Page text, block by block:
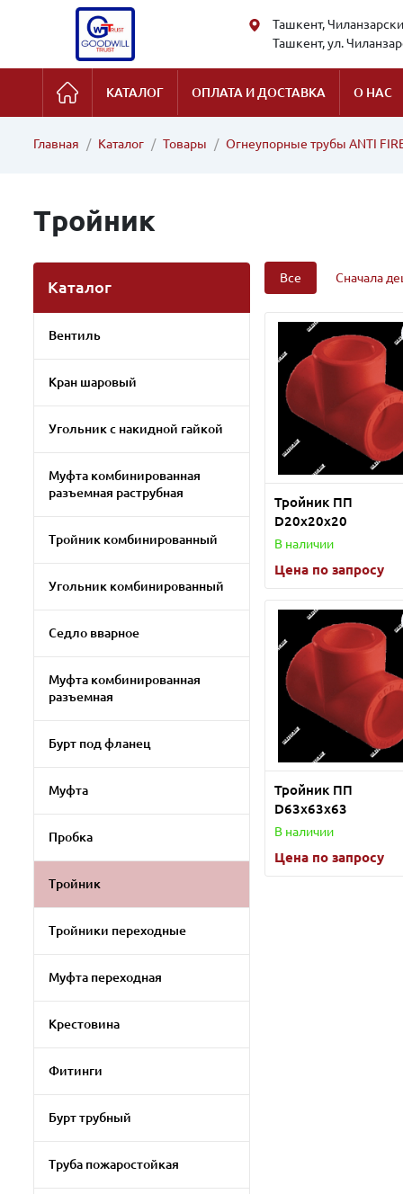
Ташкент,
Ташкент, ул.
КАТАЛОГ ОПЛАТА И ДОСТАВКА О НАС
Главная Каталог Товары Огнеупорные трубы ANTI
Тройник
Каталог
Вентиль
Кран шаровый
Угольник с накидной гайкой
Муфта комбинированная
разъемная раструбная
Тройник комбинированный
Угольник комбинированный
Седло вварное
Муфта комбинированная
разъемная
Бурт под фланец
Муфта
Пробка
Тройник
Тройники переходные
Муфта переходная
Крестовина
Фитинги
Бурт трубный
Труба пожаростойкая
Все Сначала
Тройник ПП
D20х20х20
В наличии
Цена по запросу
Тройник ПП
D63х63х63
В наличии
Цена по запросу